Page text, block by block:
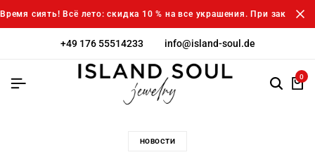
Время сиять! Всё лето: скидка 10 % на все украшения. При заказе
+49 176 55514233 info@island-soul.de
0
НОВОСТИ